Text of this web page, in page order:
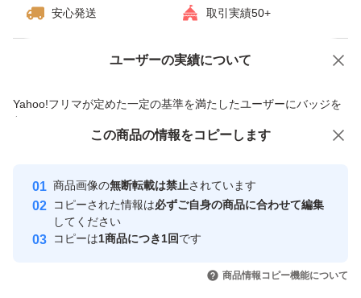
無農薬で育てておりますので、虫の発生が避けられませ
ん。細心の注意を払い育てて、収穫後に除去もしておりま
すが、しきれない部分もでてきます。常温発送、生もので
損傷や受け取り遅延等による品質劣化に責任は負えませ
ん。予めご了承のうえお買い求めください。また、それら
で、返品返金、苦情などはご遠慮頂きますよう、ご配慮願
います。タイミングによっては、収穫にお日にちを要する
場合があります。その際には、その旨ご連絡致します。
安心発送 取引実績50+
ユーザーの実績について
Yahoo!フリマが定めた一定の基準を満たしたユーザーにバッジを
付与しています
安心取引出品者
心・安全なユーザーです
取引実績
引を完了させた実績があります
価格の相談 商品への質問
この商品の情報をコピーします
商品画像の無断転載は禁止されています
コピーされた情報は必ずご自身の商品に合わせて編集
してください
コピーは1商品につき1回です
商品情報コピー機能について
この商品をみている人にオススメ